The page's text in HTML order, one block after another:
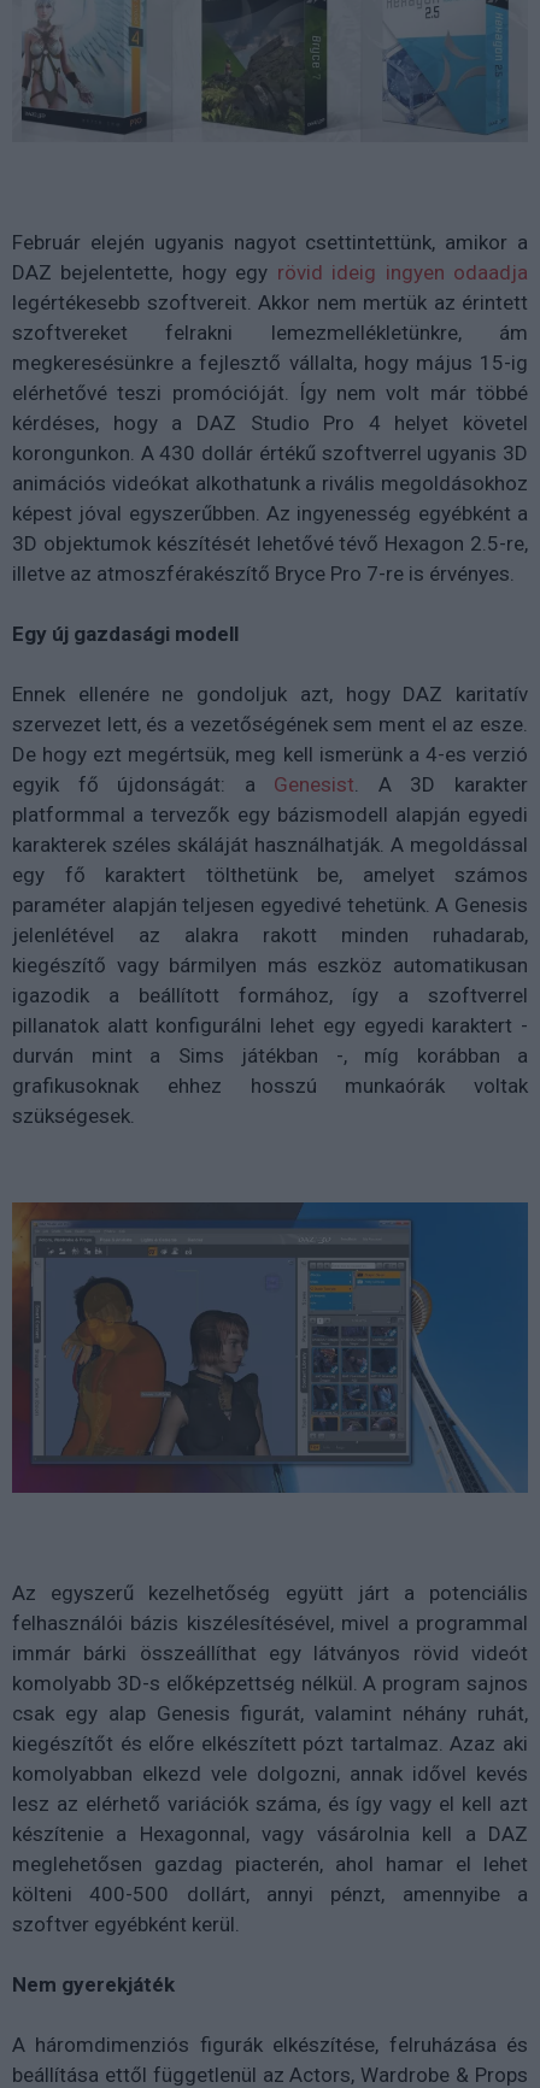
Február elején ugyanis nagyot csettintettünk, amikor a
DAZ bejelentette, hogy egy rövid ideig ingyen odaadja
legértékesebb szoftvereit. Akkor nem mertük az érintett
szoftvereket felrakni lemezmellékletünkre, ám
megkeresésünkre a fejlesztő vállalta, hogy május 15-ig
elérhetővé teszi promócióját. Így nem volt már többé
kérdéses, hogy a DAZ Studio Pro 4 helyet követel
korongunkon. A 430 dollár értékű szoftverrel ugyanis 3D
animációs videókat alkothatunk a rivális megoldásokhoz
képest jóval egyszerűbben. Az ingyenesség egyébként a
3D objektumok készítését lehetővé tévő Hexagon 2.5-re,
illetve az atmoszférakészítő Bryce Pro 7-re is érvényes.
Egy új gazdasági modell
Ennek ellenére ne gondoljuk azt, hogy DAZ karitatív
szervezet lett, és a vezetőségének sem ment el az esze.
De hogy ezt megértsük, meg kell ismerünk a 4-es verzió
egyik fő újdonságát: a Genesist . A 3D karakter
platformmal a tervezők egy bázismodell alapján egyedi
karakterek széles skáláját használhatják. A megoldással
egy fő karaktert tölthetünk be, amelyet számos
paraméter alapján teljesen egyedivé tehetünk. A Genesis
jelenlétével az alakra rakott minden ruhadarab,
kiegészítő vagy bármilyen más eszköz automatikusan
igazodik a beállított formához, így a szoftverrel
pillanatok alatt konfigurálni lehet egy egyedi karaktert -
durván mint a Sims játékban -, míg korábban a
grafikusoknak ehhez hosszú munkaórák voltak
szükségesek.
Az egyszerű kezelhetőség együtt járt a potenciális
felhasználói bázis kiszélesítésével, mivel a programmal
immár bárki összeállíthat egy látványos rövid videót
komolyabb 3D-s előképzettség nélkül. A program sajnos
csak egy alap Genesis figurát, valamint néhány ruhát,
kiegészítőt és előre elkészített pózt tartalmaz. Azaz aki
komolyabban elkezd vele dolgozni, annak idővel kevés
lesz az elérhető variációk száma, és így vagy el kell azt
készítenie a Hexagonnal, vagy vásárolnia kell a DAZ
meglehetősen gazdag piacterén, ahol hamar el lehet
költeni 400-500 dollárt, annyi pénzt, amennyibe a
szoftver egyébként kerül.
Nem gyerekjáték
A háromdimenziós figurák elkészítése, felruházása és
beállítása ettől függetlenül az Actors, Wardrobe & Props